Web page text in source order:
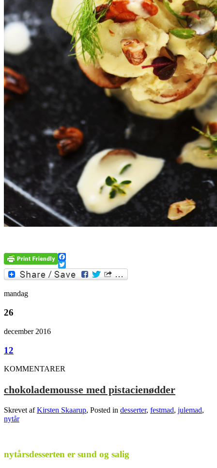
Facebook
Twitter
mandag
26
december 2016
12
KOMMENTARER
chokolademousse med pistacienødder
Skrevet afKirsten Skaarup, Posted in desserter, festmad, julemad,
nytår
nytårsdesserten er sund og salig